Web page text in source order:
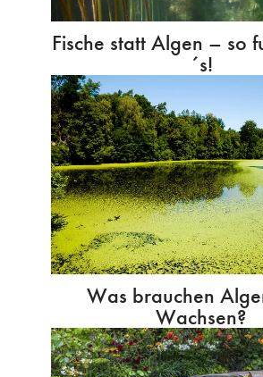
Fische statt Algen – so
´s!
Was brauchen
Wachsen?